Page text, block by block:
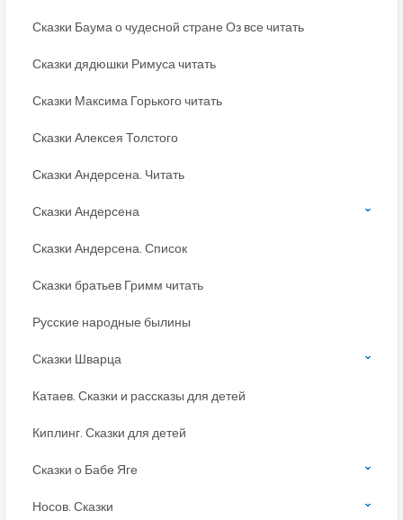
Сказки Баума о чудесной стране Оз все читать
Сказки дядюшки Римуса читать
Сказки Максима Горького читать
Сказки Алексея Толстого
Сказки Андерсена. Читать
Сказки Андерсена
Сказки Андерсена. Список
Сказки братьев Гримм читать
Русские народные былины
Сказки Шварца
Катаев. Сказки и рассказы для детей
Киплинг. Сказки для детей
Сказки о Бабе Яге
Носов. Сказки